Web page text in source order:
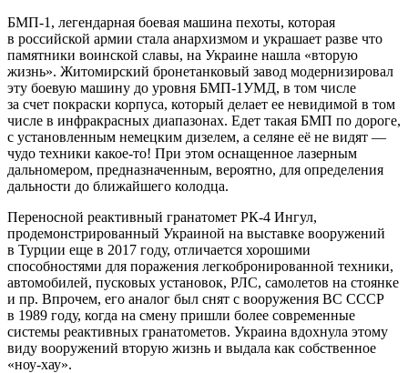
БМП-1, легендарная боевая машина пехоты, которая
в российской армии стала анархизмом и украшает разве что
памятники воинской славы, на Украине нашла «вторую
жизнь». Житомирский бронетанковый завод модернизировал
эту боевую машину до уровня БМП-1УМД, в том числе
за счет покраски корпуса, который делает ее невидимой в том
числе в инфракрасных диапазонах. Едет такая БМП по дороге,
с установленным немецким дизелем, а селяне её не видят —
чудо техники какое-то! При этом оснащенное лазерным
дальномером, предназначенным, вероятно, для определения
дальности до ближайшего колодца.
Переносной реактивный гранатомет РК-4 Ингул,
продемонстрированный Украиной на выставке вооружений
в Турции еще в 2017 году, отличается хорошими
способностями для поражения легкобронированной техники,
автомобилей, пусковых установок, РЛС, самолетов на стоянке
и пр. Впрочем, его аналог был снят с вооружения ВС СССР
в 1989 году, когда на смену пришли более современные
системы реактивных гранатометов. Украина вдохнула этому
виду вооружений вторую жизнь и выдала как собственное
«ноу-хау».